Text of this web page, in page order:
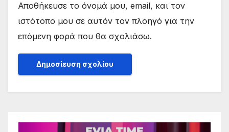
Αποθήκευσε το όνομά μου, email, και τον
ιστότοπο μου σε αυτόν τον πλοηγό για την
επόμενη φορά που θα σχολιάσω.